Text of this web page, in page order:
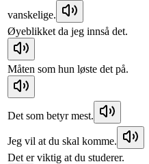
vanskelige.
Øyeblikket da jeg innså det.
Måten som hun løste det på.
Det som betyr mest.
Jeg vil at du skal komme.
Det er viktig at du studerer.